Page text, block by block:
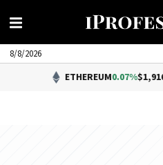
8/8/2026
ETHEREUM0.07%$1,916.72